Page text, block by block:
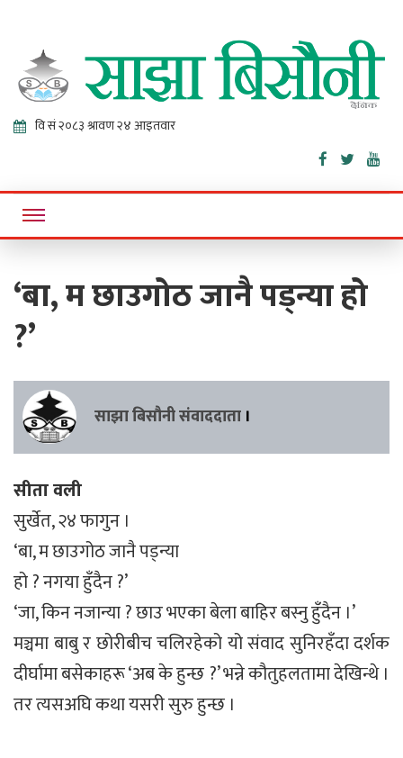
Sajha
Bisaunee
Online News Portal
‘बा, म छाउगोठ जानै पड्न्या हो
?’
साझा बिसौनी संवाददाता ।
सीता वली
सुर्खेत, २४ फागुन ।
‘बा, म छाउगोठ जानै पड्न्या
हो ? नगया हुँदैन ?’
‘जा, किन नजान्या ? छाउ भएका बेला बाहिर बस्नु हुँदैन ।’
मञ्चमा बाबु र छोरीबीच चलिरहेको यो संवाद सुनिरहँदा दर्शक
दीर्घामा बसेकाहरू ‘अब के हुन्छ ?’ भन्ने कौतुहलतामा देखिन्थे ।
तर त्यसअघि कथा यसरी सुरु हुन्छ ।